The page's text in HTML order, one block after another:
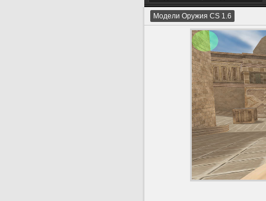
Модели Оружия CS 1.6